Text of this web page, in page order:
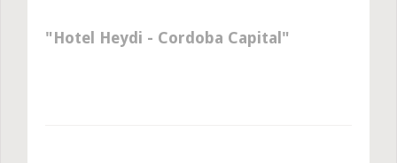
Hotel Heydi - Cordoba Capital